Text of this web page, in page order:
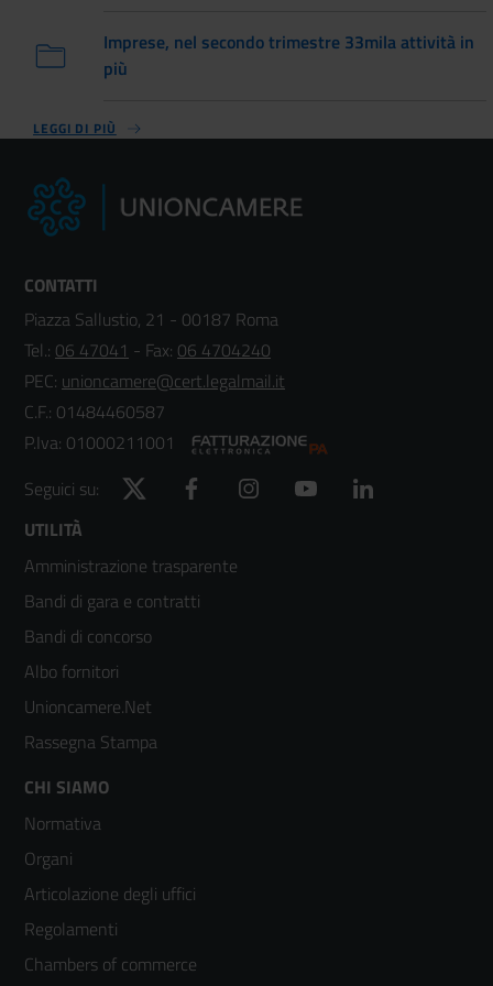
Imprese, nel secondo trimestre 33mila attività in
più
LEGGI DI PIÙ
CONTATTI
Piazza Sallustio, 21 - 00187 Roma
Tel.: 06 47041 - Fax: 06 4704240
PEC: unioncamere@cert.legalmail.it
C.F.: 01484460587
P.Iva: 01000211001
Seguici su:
Twitter Facebook Instagram YouTube
Footer
menù
colonna
2
UTILITÀ
Amministrazione trasparente
Bandi di gara e contratti
Bandi di concorso
Albo fornitori
Unioncamere.Net
Rassegna Stampa
Footer
menù
colonna
3
CHI SIAMO
Normativa
Organi
Articolazione degli uffici
Regolamenti
Chambers of commerce